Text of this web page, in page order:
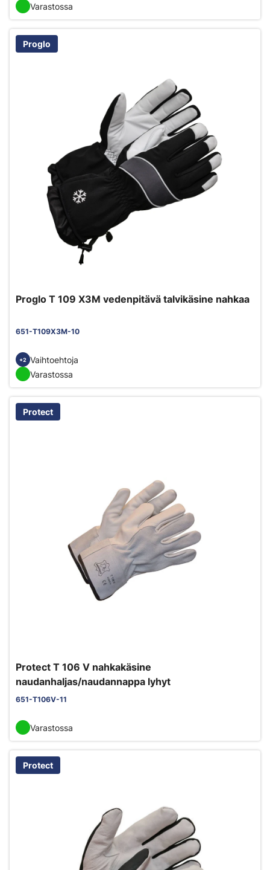
Varastossa
Proglo
Proglo T 109 X3M vedenpitävä talvikäsine nahkaa
651-T109X3M-10
+2
Vaihtoehtoja
Varastossa
Protect
Protect T 106 V nahkakäsine
naudanhaljas/naudannappa lyhyt
651-T106V-11
Varastossa
Protect